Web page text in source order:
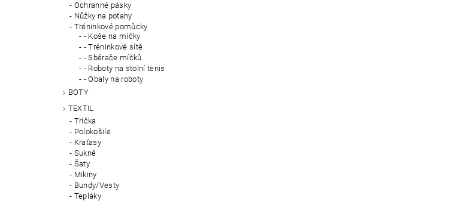
Ochranné pásky
Nůžky na potahy
Tréninkové pomůcky
- Koše na míčky
- Tréninkové sítě
- Sběrače míčků
- Roboty na stolní tenis
- Obaly na roboty
BOTY
TEXTIL
Trička
Polokošile
Kraťasy
Sukně
Šaty
Mikiny
Bundy/Vesty
Tepláky